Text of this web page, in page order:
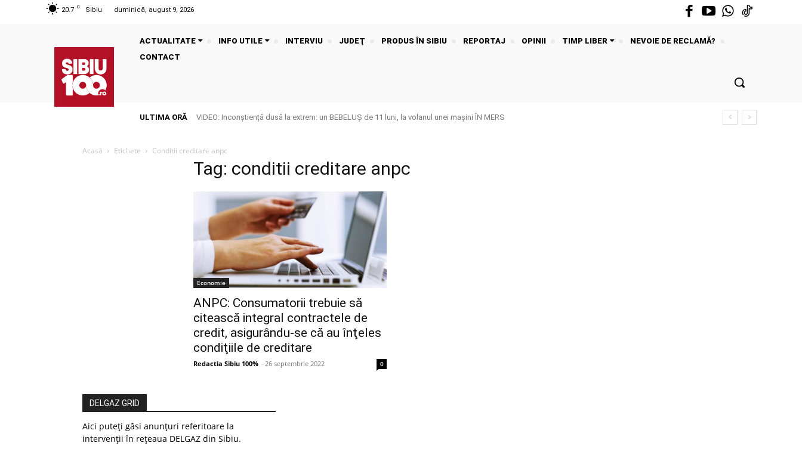
20.7 C Sibiu duminică, august 9, 2026
ACTUALITATE INFO UTILE INTERVIU JUDEŢ PRODUS ÎN SIBIU REPORTAJ OPINII TIMP LIBER
NEVOIE DE RECLAMĂ?
CONTACT
ULTIMA ORĂ VIDEO: Inconștiență dusă la extrem: un BEBELUȘ de 11 luni, la volanul unei mașini ÎN MERS
Acasă Etichete Conditii creditare anpc
Tag: conditii creditare anpc
Economie
ANPC: Consumatorii trebuie să
citească integral contractele de
credit, asigurându-se că au înţeles
condiţiile de creditare
Redactia Sibiu 100% - 26 septembrie 2022 0
DELGAZ GRID
Aici puteți găsi anunțuri referitoare la
intervenții în rețeaua DELGAZ din Sibiu.